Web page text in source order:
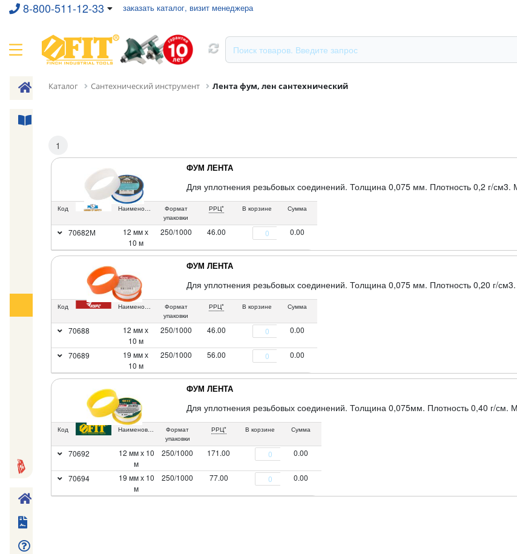
8-800-511-12-33 заказать каталог, визит менеджера
Каталог Сантехнический инструмент Лента фум, лен сантехнический
1
ФУМ ЛЕНТА
Для уплотнения резьбовых соединений. Толщина 0,075 мм. Плотность 0,2 г/см3.
Код Наименование
Формат
упаковки
РРЦ* В корзине Сумма
70682М
12 мм х
10 м
250/1000 46.00 0.00
ФУМ ЛЕНТА
Для уплотнения резьбовых соединений. Толщина 0,075 мм. Плотность 0,20 г/
Код Наименование
Формат
упаковки
РРЦ* В корзине Сумма
70688
12 мм х
10 м
250/1000 46.00 0.00
70689
19 мм х
10 м
250/1000 56.00 0.00
ФУМ ЛЕНТА
Для уплотнения резьбовых соединений. Толщина 0,075мм. Плотность 0,40 г/см.
Код Наименование
Формат
упаковки
РРЦ* В корзине Сумма
70692
12 мм х 10
м
250/1000 171.00 0.00
70694
19 мм х 10
м
250/1000 77.00 0.00